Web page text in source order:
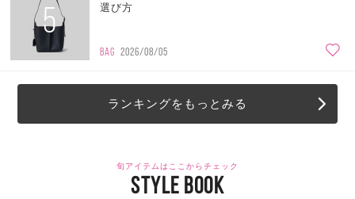
5
選び方
BAG 2026/08/05
ランキングをもっとみる
旬アイテムはここからチェック
STYLE BOOK